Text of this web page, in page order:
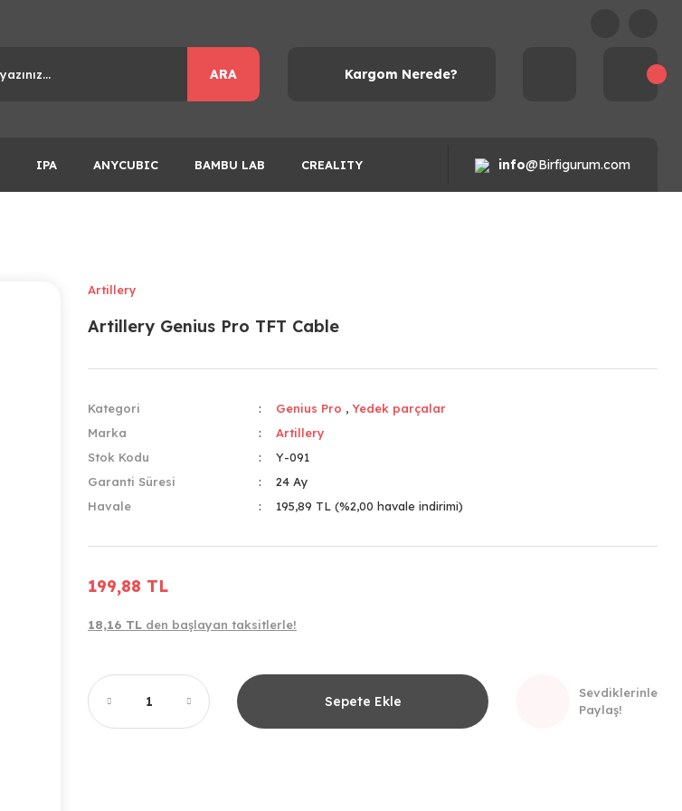
ARA Kargom Nerede?
IPA ANYCUBIC BAMBU LAB CREALITY info@Birfigurum.com
Artillery
Artillery Genius Pro TFT Cable
Kategori Genius Pro , Yedek parçalar
Marka
Artillery
Stok Kodu
Y-091
Garanti Süresi
24 Ay
Havale
195,89 TL (%2,00 havale indirimi)
199,88 TL
18,16 TL den başlayan taksitlerle!
Sepete Ekle
Sevdiklerinle
Paylaş!